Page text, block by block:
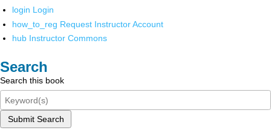
login Login
how_to_reg Request Instructor Account
hub Instructor Commons
Search
Search this book
Submit Search